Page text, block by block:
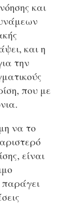
και
και η
την
που με
να το
είναι